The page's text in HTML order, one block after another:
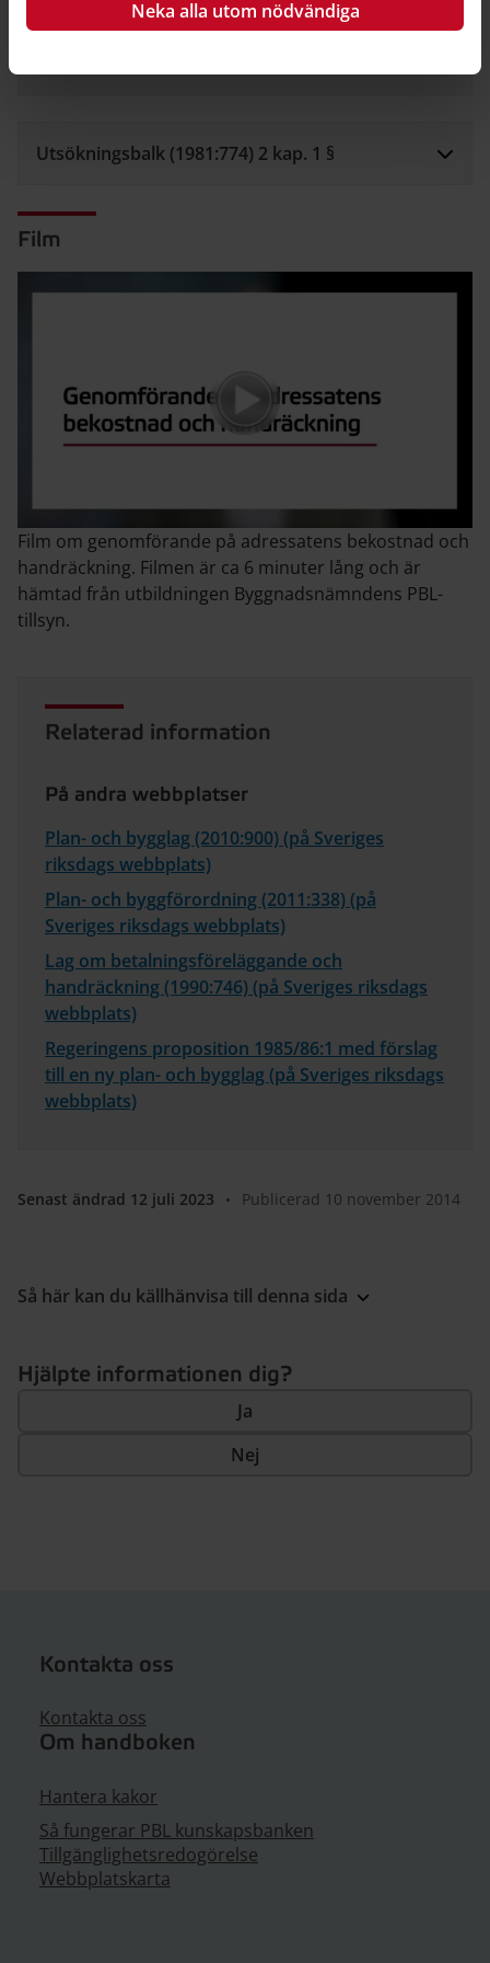
Neka alla utom nödvändiga
Lag (1990:746) om betalningsföreläggande och
Utsökningsbalk (1981:774) 2 kap. 1 §
Film
Film om genomförande på adressatens bekostnad och
handräckning. Filmen är ca 6 minuter lång och är
hämtad från utbildningen Byggnadsnämndens PBL-
tillsyn.
Relaterad information
På andra webbplatser
Plan- och bygglag (2010:900) (på Sveriges
riksdags webbplats)
Plan- och byggförordning (2011:338) (på
Sveriges riksdags webbplats)
Lag om betalningsföreläggande och
handräckning (1990:746) (på Sveriges riksdags
webbplats)
Regeringens proposition 1985/86:1 med förslag
till en ny plan- och bygglag (på Sveriges riksdags
webbplats)
Senast ändrad 12 juli 2023 • Publicerad 10 november 2014
Så här kan du källhänvisa till denna sida
Hjälpte informationen dig?
Ja
Nej
Kontakta oss
Kontakta oss
Om handboken
Hantera kakor
Så fungerar PBL kunskapsbanken
Tillgänglighetsredogörelse
Webbplatskarta